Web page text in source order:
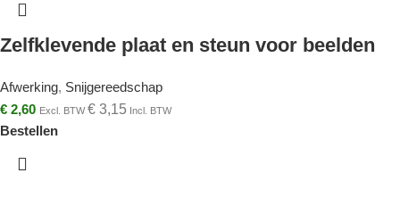
Zelfklevende plaat en steun voor beelden
Afwerking, Snijgereedschap
€ 2,60 Excl. BTW€ 3,15 Incl. BTW
Bestellen